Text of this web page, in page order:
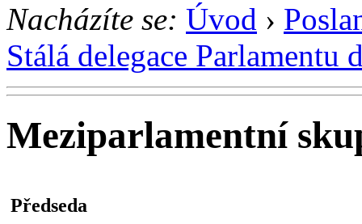
Nacházíte se: Úvod ›
Stálá delegace
Meziparlamentní
Předseda